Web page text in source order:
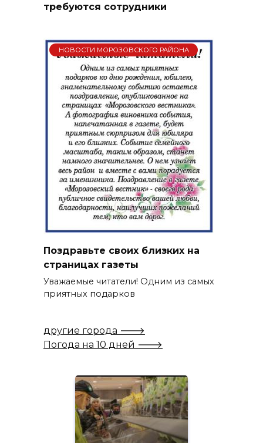
требуются сотрудники
НОВОСТИ МОРОЗОВСКОГО РАЙОНА
Поздравьте своих близких на
страницах газеты
Уважаемые читатели! Одним из самых
приятных подарков
другие города 🡒
Погода на 10 дней 🡒